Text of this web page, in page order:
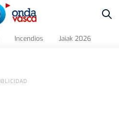
Incendios Jaiak 2026